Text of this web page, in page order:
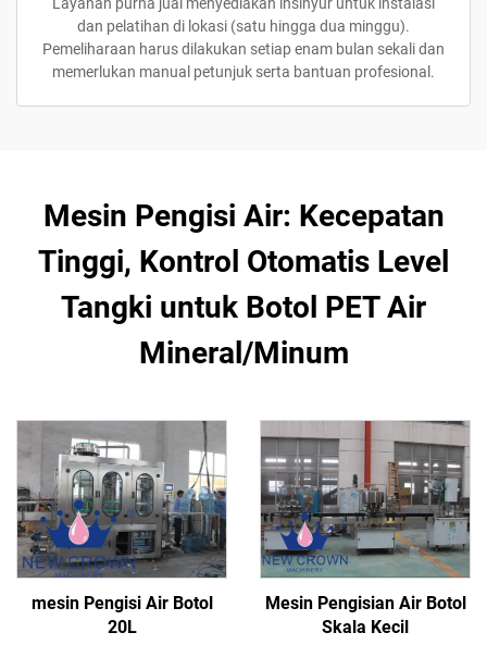
dan pelatihan di lokasi (satu hingga dua minggu).
Pemeliharaan harus dilakukan setiap enam bulan sekali dan
memerlukan manual petunjuk serta bantuan profesional.
Mesin Pengisi Air: Kecepatan
Tinggi, Kontrol Otomatis Level
Tangki untuk Botol PET Air
Mineral/Minum
mesin Pengisi Air Botol
20L
Mesin Pengisian Air Botol
Skala Kecil